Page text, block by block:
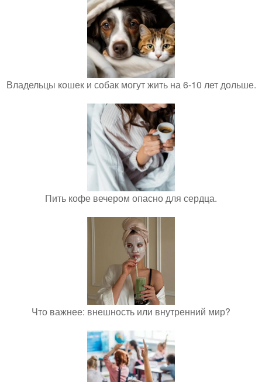
Владельцы кошек и собак могут жить на 6-10 лет дольше.
Пить кофе вечером опасно для сердца.
Что важнее: внешность или внутренний мир?